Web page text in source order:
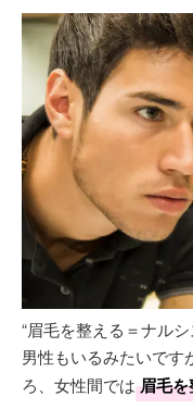
“眉毛を整える＝ナル
男性もいるみたいです
ろ、女性間では 眉毛